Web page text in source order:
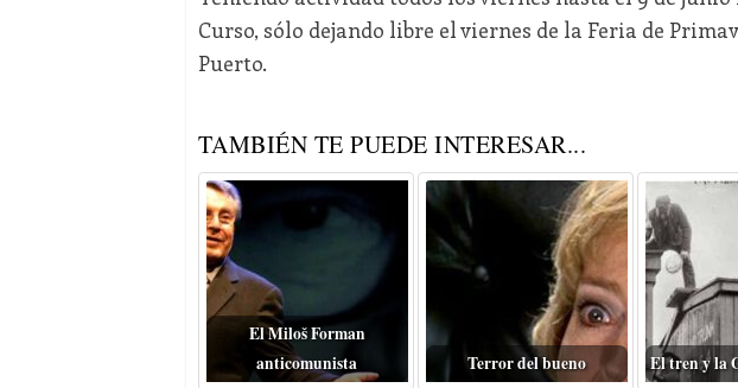
Curso, sólo dejando libre el viernes de la Feria de
Puerto.
TAMBIÉN TE PUEDE INTERESAR...
El Miloš Forman
anticomunista
Terror del bueno El tren y la